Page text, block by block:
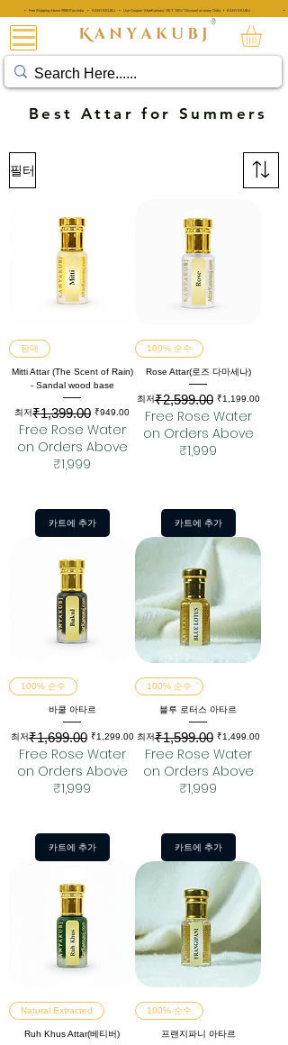
• Free Shipping Above ₹999 Pan India • KANYAKUBJ • Use Coupon 'AttarKannauj' GET "20%" Discount on every Order • KANYAKUBJ •
®
Best Attar for Summers
필터
판매
Mitti Attar (The Scent of Rain)
- Sandal wood base
최저
일반가₹1,399.00 ₹949.00
할인가
Free Rose Water
on Orders Above
₹1,999
카트에 추가
100% 순수
Rose Attar(로즈 다마세나)
최저
일반가₹2,599.00 ₹1,199.00
할인가
Free Rose Water
on Orders Above
₹1,999
카트에 추가
100% 순수
바쿨 아타르
최저
일반가₹1,699.00 ₹1,299.00
할인가
Free Rose Water
on Orders Above
₹1,999
카트에 추가
100% 순수
블루 로터스 아타르
최저
일반가₹1,599.00 ₹1,499.00
할인가
Free Rose Water
on Orders Above
₹1,999
카트에 추가
Natural Extracted
Ruh Khus Attar(베티버)
100% 순수
프랜지파니 아타르